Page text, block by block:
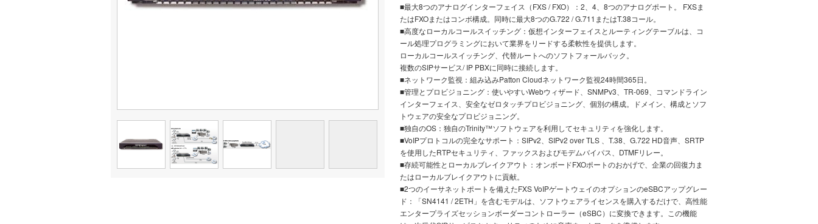
■最大8つのアナログインターフェイス（FXS / FXO）：2、4、8つのアナログポート。 FXSま
たはFXOまたはコンボ構成。同時に最大8つのG.722 / G.711またはT.38コール。
■高度なローカルコールスイッチング：仮想インターフェイスとルーティングテーブルは、コ
ール処理プログラミングにおいて業界をリードする柔軟性を提供します。
ローカルコールスイッチング、代替ルートへのソフトフォールバック。
複数のSIPサービス/ IP PBXに同時に接続します。
■ネットワーク監視：組み込みPatton Cloudネットワーク監視24時間365日。
■管理とプロビジョニング：使いやすいWebウィザード、SNMPv3、TR-069、コマンドライン
インターフェイス、安全なゼロタッチプロビジョニング、個別の構成。ドメイン、構成とソフ
トウェアの安全なプロビジョニング。
■独自のOS：独自のTrinity™ソフトウェアを利用してセキュリティを強化します。
■VoIPプロトコルの完全なサポート：SIPv2、SIPv2 over TLS 、T.38、G.722 HD音声、SRTP
を使用したRTPセキュリティ、ファックスおよびモデムバイパス、DTMFリレー。
■存続可能性とローカルブレイクアウト：オンボードFXOポートのおかげで、企業の回復力ま
たはローカルブレイクアウトに貢献。
■2つのイーサネットポートを備えたFXS VoIPゲートウェイのオプションのeSBCアップグレー
ド：「SN4141 / 2ETH」を含むモデルは、ソフトウェアライセンスを購入するだけで、高性能
エンタープライズセッションボーダーコントローラー（eSBC）に変換できます。この機能